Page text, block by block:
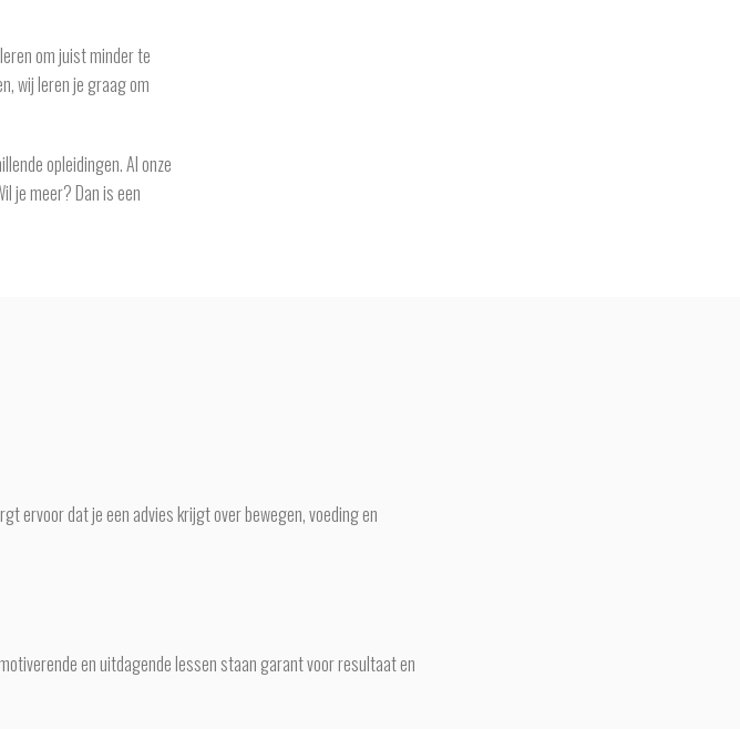
om juist minder te
wij leren je graag om
opleidingen. Al onze
je meer? Dan is een
ervoor dat je een advies krijgt over bewegen, voeding en
en uitdagende lessen staan garant voor resultaat en